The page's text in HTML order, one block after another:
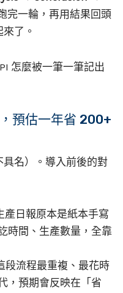
完一輪，再用結果回頭
了。
怎麼被一筆一筆記出
預估一年省 200+
名）。導入前後的對
產日報原本是紙本手寫
時間、生產數量，全靠
段流程最重複、最花時
，預期會反映在「省